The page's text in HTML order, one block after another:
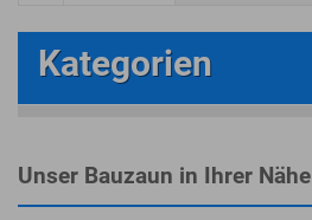
Kategorien
Unser Bauzaun in Ihrer Nähe